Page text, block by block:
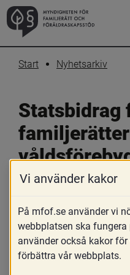
Start Nyhetsarkiv
Statsbidrag
21 februari 2025
Skriv ut
Myndigheten för
Vi använder kakor
På mfof.se använder vi
webbplatsen ska
använder också kakor
förbättra vår webbplats.